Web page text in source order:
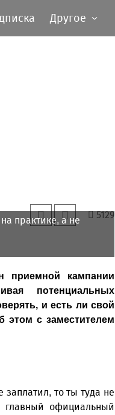
Другое
5129
практике, а не
приемной кампании
потенциальных
и есть ли свой
этом с заместителем
то ты туда не
главный официальный